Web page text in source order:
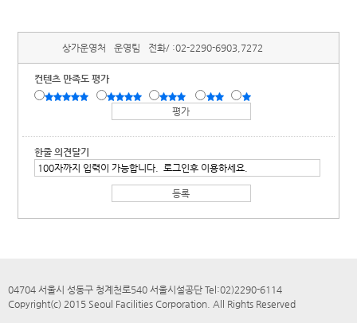
상가운영처 운영팀 전화/ :02-2290-6903,7272
컨텐츠 만족도 평가
한줄 의견달기
04704 서울시 성동구 청계천로540 서울시설공단 Tel:02)2290-6114
Copyright(c) 2015 Seoul Facilities Corporation. All Rights Reserved